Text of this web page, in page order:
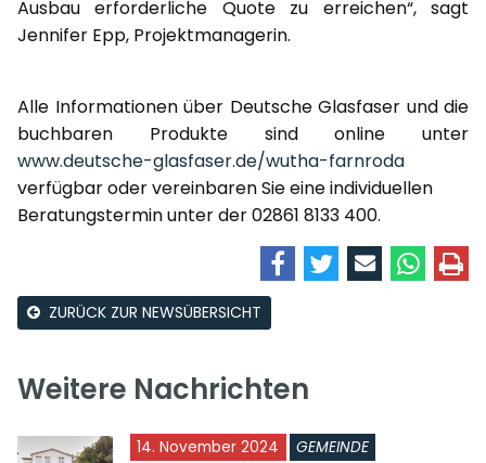
Ausbau erforderliche Quote zu erreichen“, sagt
Jennifer Epp, Projektmanagerin.
Alle Informationen über Deutsche Glasfaser und die
buchbaren Produkte sind online unter
www.deutsche-glasfaser.de/wutha-farnroda
verfügbar oder vereinbaren Sie eine individuellen
Beratungstermin unter der 02861 8133 400.
ZURÜCK ZUR NEWSÜBERSICHT
Weitere Nachrichten
14. November 2024 GEMEINDE